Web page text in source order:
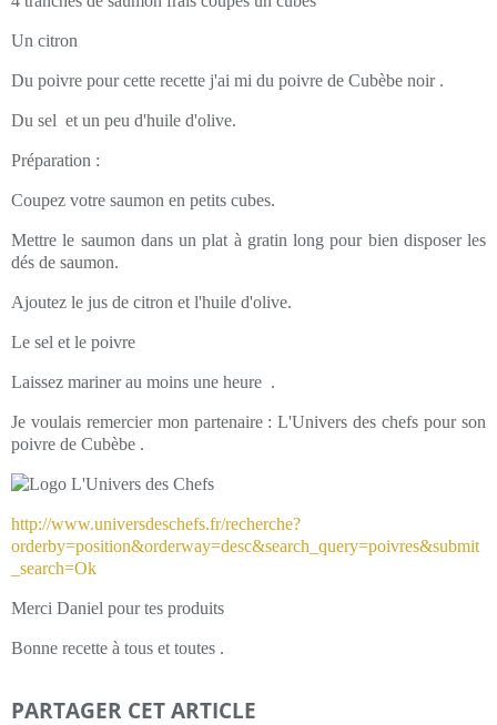
Un citron
Du poivre pour cette recette j'ai mi du poivre de Cubèbe noir .
Du sel et un peu d'huile d'olive.
Préparation :
Coupez votre saumon en petits cubes.
Mettre le saumon dans un plat à gratin long pour bien disposer les
dés de saumon.
Ajoutez le jus de citron et l'huile d'olive.
Le sel et le poivre
Laissez mariner au moins une heure .
Je voulais remercier mon partenaire : L'Univers des chefs pour son
poivre de Cubèbe .
http://www.universdeschefs.fr/recherche?
orderby=position&orderway=desc&search_query=poivres&submit
_search=Ok
Merci Daniel pour tes produits
Bonne recette à tous et toutes .
PARTAGER CET ARTICLE